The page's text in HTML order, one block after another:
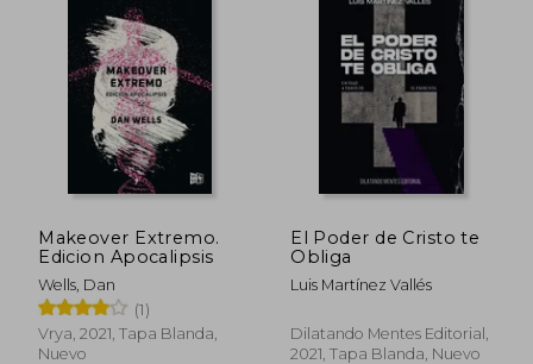
Makeover Extremo.
Edicion Apocalipsis
Wells, Dan
(1)
Vrya, 2021, Tapa Blanda,
Nuevo
El Poder de Cristo te
Obliga
Luis Martínez Vallés
Dilatando Mentes Editorial,
2021, Tapa Blanda, Nuevo